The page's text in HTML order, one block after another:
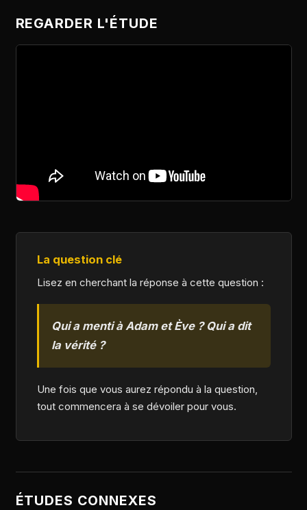
REGARDER L'ÉTUDE
La question clé
Lisez en cherchant la réponse à cette question :
Qui a menti à Adam et Ève ? Qui a dit
la vérité ?
Une fois que vous aurez répondu à la question,
tout commencera à se dévoiler pour vous.
ÉTUDES CONNEXES